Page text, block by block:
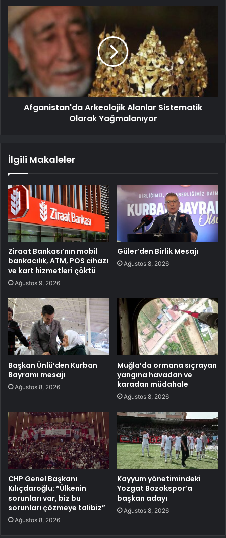
Afganistan'da Arkeolojik Alanlar Sistematik
Olarak Yağmalanıyor
İlgili Makaleler
Ziraat Bankası’nın mobil
bankacılık, ATM, POS cihazı
ve kart hizmetleri çöktü
Ağustos 9, 2026
Güler’den Birlik Mesajı
Ağustos 8, 2026
Başkan Ünlü’den Kurban
Bayramı mesajı
Ağustos 8, 2026
Muğla’da ormana sıçrayan
yangına havadan ve
karadan müdahale
Ağustos 8, 2026
CHP Genel Başkanı
Kılıçdaroğlu: “Ülkenin
sorunları var, biz bu
sorunları çözmeye talibiz”
Ağustos 8, 2026
Kayyum yönetimindeki
Yozgat Bozokspor’a
başkan adayı
Ağustos 8, 2026